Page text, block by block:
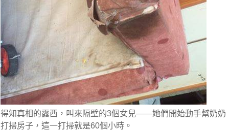
得知真相的露西，叫來隔壁的3個女兒――她們開始動手幫奶奶
打掃房子，這一打掃就是60個小時 。